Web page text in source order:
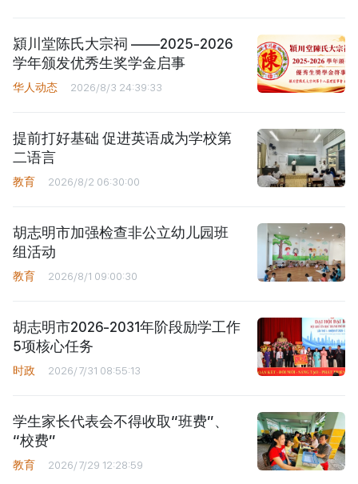
潁川堂陈氏大宗祠 ——2025-2026
学年颁发优秀生奖学金启事
华人动态 2026/8/3 24:39:33
提前打好基础 促进英语成为学校第
二语言
教育 2026/8/2 06:30:00
胡志明市加强检查非公立幼儿园班
组活动
教育 2026/8/1 09:00:30
胡志明市2026-2031年阶段励学工作
5项核心任务
时政 2026/7/31 08:55:13
学生家长代表会不得收取“班费”、
“校费”
教育 2026/7/29 12:28:59